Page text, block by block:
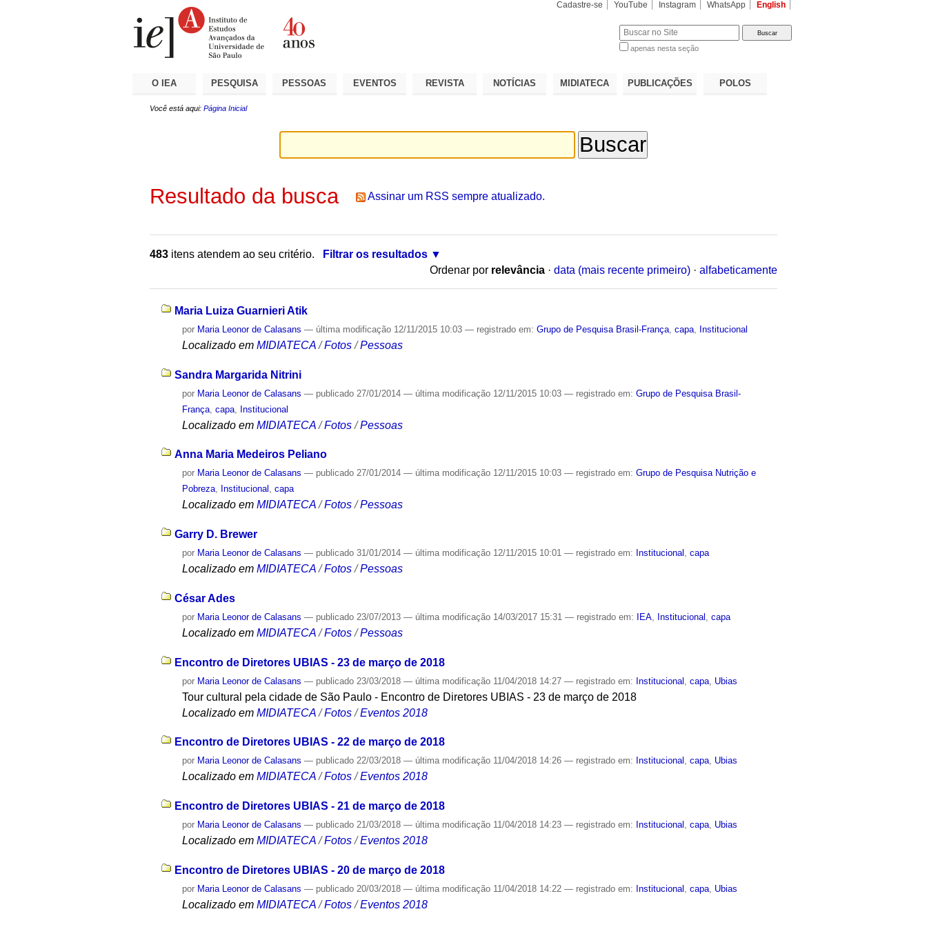
Cadastre-se YouTube Instagram WhatsApp English
apenas nesta seção
O IEA PESQUISA PESSOAS EVENTOS REVISTA NOTÍCIAS MIDIATECA PUBLICAÇÕES POLOS
Você está aqui: Página Inicial
Resultado da busca Assinar um RSS sempre atualizado.
483 itens atendem ao seu critério.
Filtrar os resultados
Ordenar por relevância · data (mais recente primeiro) · alfabeticamente
Maria Luiza Guarnieri Atik
por Maria Leonor de Calasans — última modificação 12/11/2015 10:03— registrado em:Grupo de Pesquisa Brasil-França ,capa Institucional
Localizado em MIDIATECA /Fotos /Pessoas
Sandra Margarida Nitrini
por Maria Leonor de Calasans — publicado 27/01/2014— última modificação 12/11/2015 10:03— registrado em:Grupo de Pesquisa Brasil-
França ,capa Institucional
Localizado em MIDIATECA /Fotos /Pessoas
Anna Maria Medeiros Peliano
por Maria Leonor de Calasans — publicado 27/01/2014— última modificação 12/11/2015 10:03— registrado em:Grupo de Pesquisa Nutrição e
Pobreza, Institucional ,capa
Localizado em MIDIATECA /Fotos /Pessoas
Garry D. Brewer
por Maria Leonor de Calasans — publicado 31/01/2014— última modificação 12/11/2015 10:01— registrado em: Institucional ,capa
Localizado em MIDIATECA /Fotos /Pessoas
César Ades
por Maria Leonor de Calasans — publicado 23/07/2013— última modificação 14/03/2017 15:31— registrado em: IEA Institucional ,capa
Localizado em MIDIATECA /Fotos /Pessoas
Encontro de Diretores UBIAS - 23 de março de 2018
por Maria Leonor de Calasans — publicado 23/03/2018— última modificação 11/04/2018 14:27— registrado em: Institucional ,capa Ubias
Tour cultural pela cidade de São Paulo - Encontro de Diretores UBIAS - 23 de março de 2018
Localizado em MIDIATECA /Fotos /Eventos 2018
Encontro de Diretores UBIAS - 22 de março de 2018
por Maria Leonor de Calasans — publicado 22/03/2018— última modificação 11/04/2018 14:26— registrado em: Institucional ,capa, Ubias
Localizado em MIDIATECA /Fotos /Eventos 2018
Encontro de Diretores UBIAS - 21 de março de 2018
por Maria Leonor de Calasans — publicado 21/03/2018— última modificação 11/04/2018 14:23— registrado em: Institucional ,capa Ubias
Localizado em MIDIATECA /Fotos /Eventos 2018
Encontro de Diretores UBIAS - 20 de março de 2018
por Maria Leonor de Calasans — publicado 20/03/2018— última modificação 11/04/2018 14:22— registrado em: Institucional ,capa Ubias
Localizado em MIDIATECA /Fotos /Eventos 2018